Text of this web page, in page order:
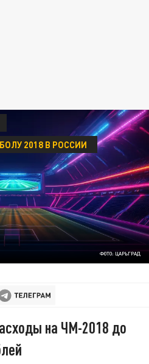
ФОТО: ЦАРЬГРАД
2018 В РОССИИ
на ЧМ-2018 до